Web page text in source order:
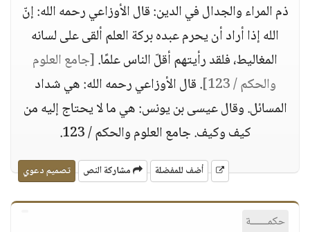
ذم المراء والجدال في الدين: قال الأوزاعي رحمه الله: إنّ
الله إذا أراد أن يحرم عبده بركة العلم ألقى على لسانه
المغاليط، فلقد رأيتهم أقلّ الناس علمًا.[جامع العلوم
والحكم / 123]
. قال الأوزاعي رحمه الله: هي شداد
المسائل. وقال عيسى بن يونس: هي ما لا يحتاج إليه من
كيف وكيف. جامع العلوم والحكم / 123.
أضف للمفضلة مشاركة النص تصميم دعوي
حكمــــــة